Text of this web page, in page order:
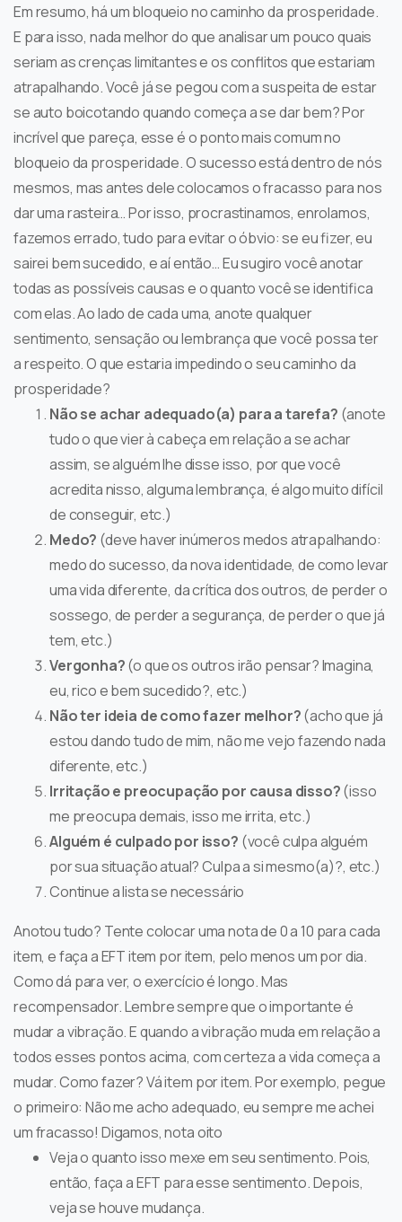
Em resumo, há um bloqueio no caminho da prosperidade.
E para isso, nada melhor do que analisar um pouco quais
seriam as crenças limitantes e os conflitos que estariam
atrapalhando. Você já se pegou com a suspeita de estar
se auto boicotando quando começa a se dar bem? Por
incrível que pareça, esse é o ponto mais comum no
bloqueio da prosperidade. O sucesso está dentro de nós
mesmos, mas antes dele colocamos o fracasso para nos
dar uma rasteira… Por isso, procrastinamos, enrolamos,
fazemos errado, tudo para evitar o óbvio: se eu fizer, eu
sairei bem sucedido, e aí então… Eu sugiro você anotar
todas as possíveis causas e o quanto você se identifica
com elas. Ao lado de cada uma, anote qualquer
sentimento, sensação ou lembrança que você possa ter
a respeito. O que estaria impedindo o seu caminho da
prosperidade?
Não se achar adequado(a) para a tarefa? (anote
tudo o que vier à cabeça em relação a se achar
assim, se alguém lhe disse isso, por que você
acredita nisso, alguma lembrança, é algo muito difícil
de conseguir, etc.)
Medo? (deve haver inúmeros medos atrapalhando:
medo do sucesso, da nova identidade, de como levar
uma vida diferente, da crítica dos outros, de perder o
sossego, de perder a segurança, de perder o que já
tem, etc.)
Vergonha?(o que os outros irão pensar? Imagina,
eu, rico e bem sucedido?, etc.)
Não ter ideia de como fazer melhor?(acho que já
estou dando tudo de mim, não me vejo fazendo nada
diferente, etc.)
Irritação e preocupação por causa disso?(isso
me preocupa demais, isso me irrita, etc.)
Alguém é culpado por isso? (você culpa alguém
por sua situação atual? Culpa a si mesmo(a)?, etc.)
Continue a lista se necessário
Anotou tudo? Tente colocar uma nota de 0 a 10 para cada
item, e faça a EFT item por item, pelo menos um por dia.
Como dá para ver, o exercício é longo. Mas
recompensador. Lembre sempre que o importante é
mudar a vibração. E quando a vibração muda em relação a
todos esses pontos acima, com certeza a vida começa a
mudar. Como fazer? Vá item por item. Por exemplo, pegue
o primeiro: Não me acho adequado, eu sempre me achei
um fracasso! Digamos, nota oito
Veja o quanto isso mexe em seu sentimento. Pois,
então, faça a EFT para esse sentimento. Depois,
veja se houve mudança.